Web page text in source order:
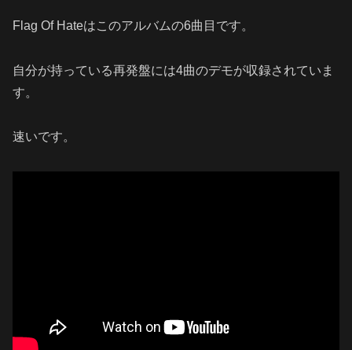
Flag Of Hateはこのアルバムの6曲目です。
自分が持っている再発盤には4曲のデモが収録されていま
す。
速いです。